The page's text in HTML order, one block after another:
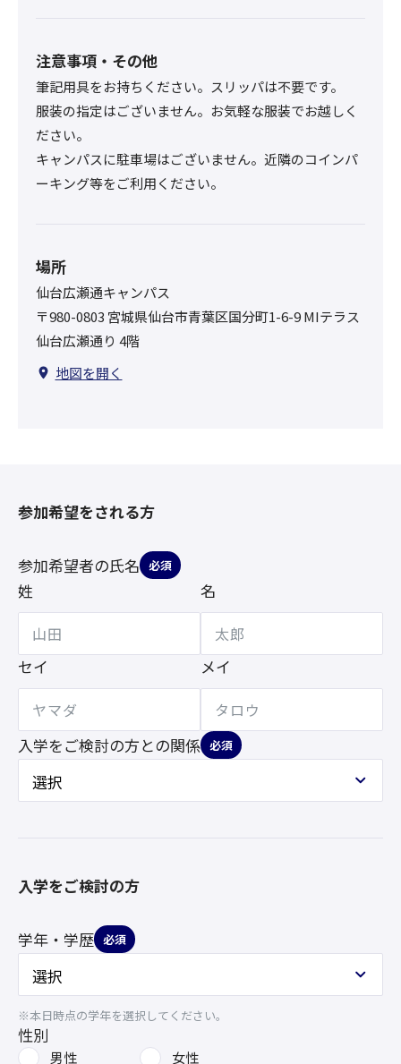
注意事項・その他
筆記用具をお持ちください。スリッパは不要です。
服装の指定はございません。お気軽な服装でお越しく
ださい。
キャンパスに駐車場はございません。近隣のコインパ
ーキング等をご利用ください。
場所
仙台広瀬通キャンパス
〒980-0803 宮城県仙台市青葉区国分町1-6-9 MIテラス
仙台広瀬通り 4階
地図を開く
参加希望をされる方
参加希望者の氏名 必須
姓 名
セイ メイ
入学をご検討の方との関係 必須
入学をご検討の方
学年・学歴 必須
※本日時点の学年を選択してください。
性別
男性 女性